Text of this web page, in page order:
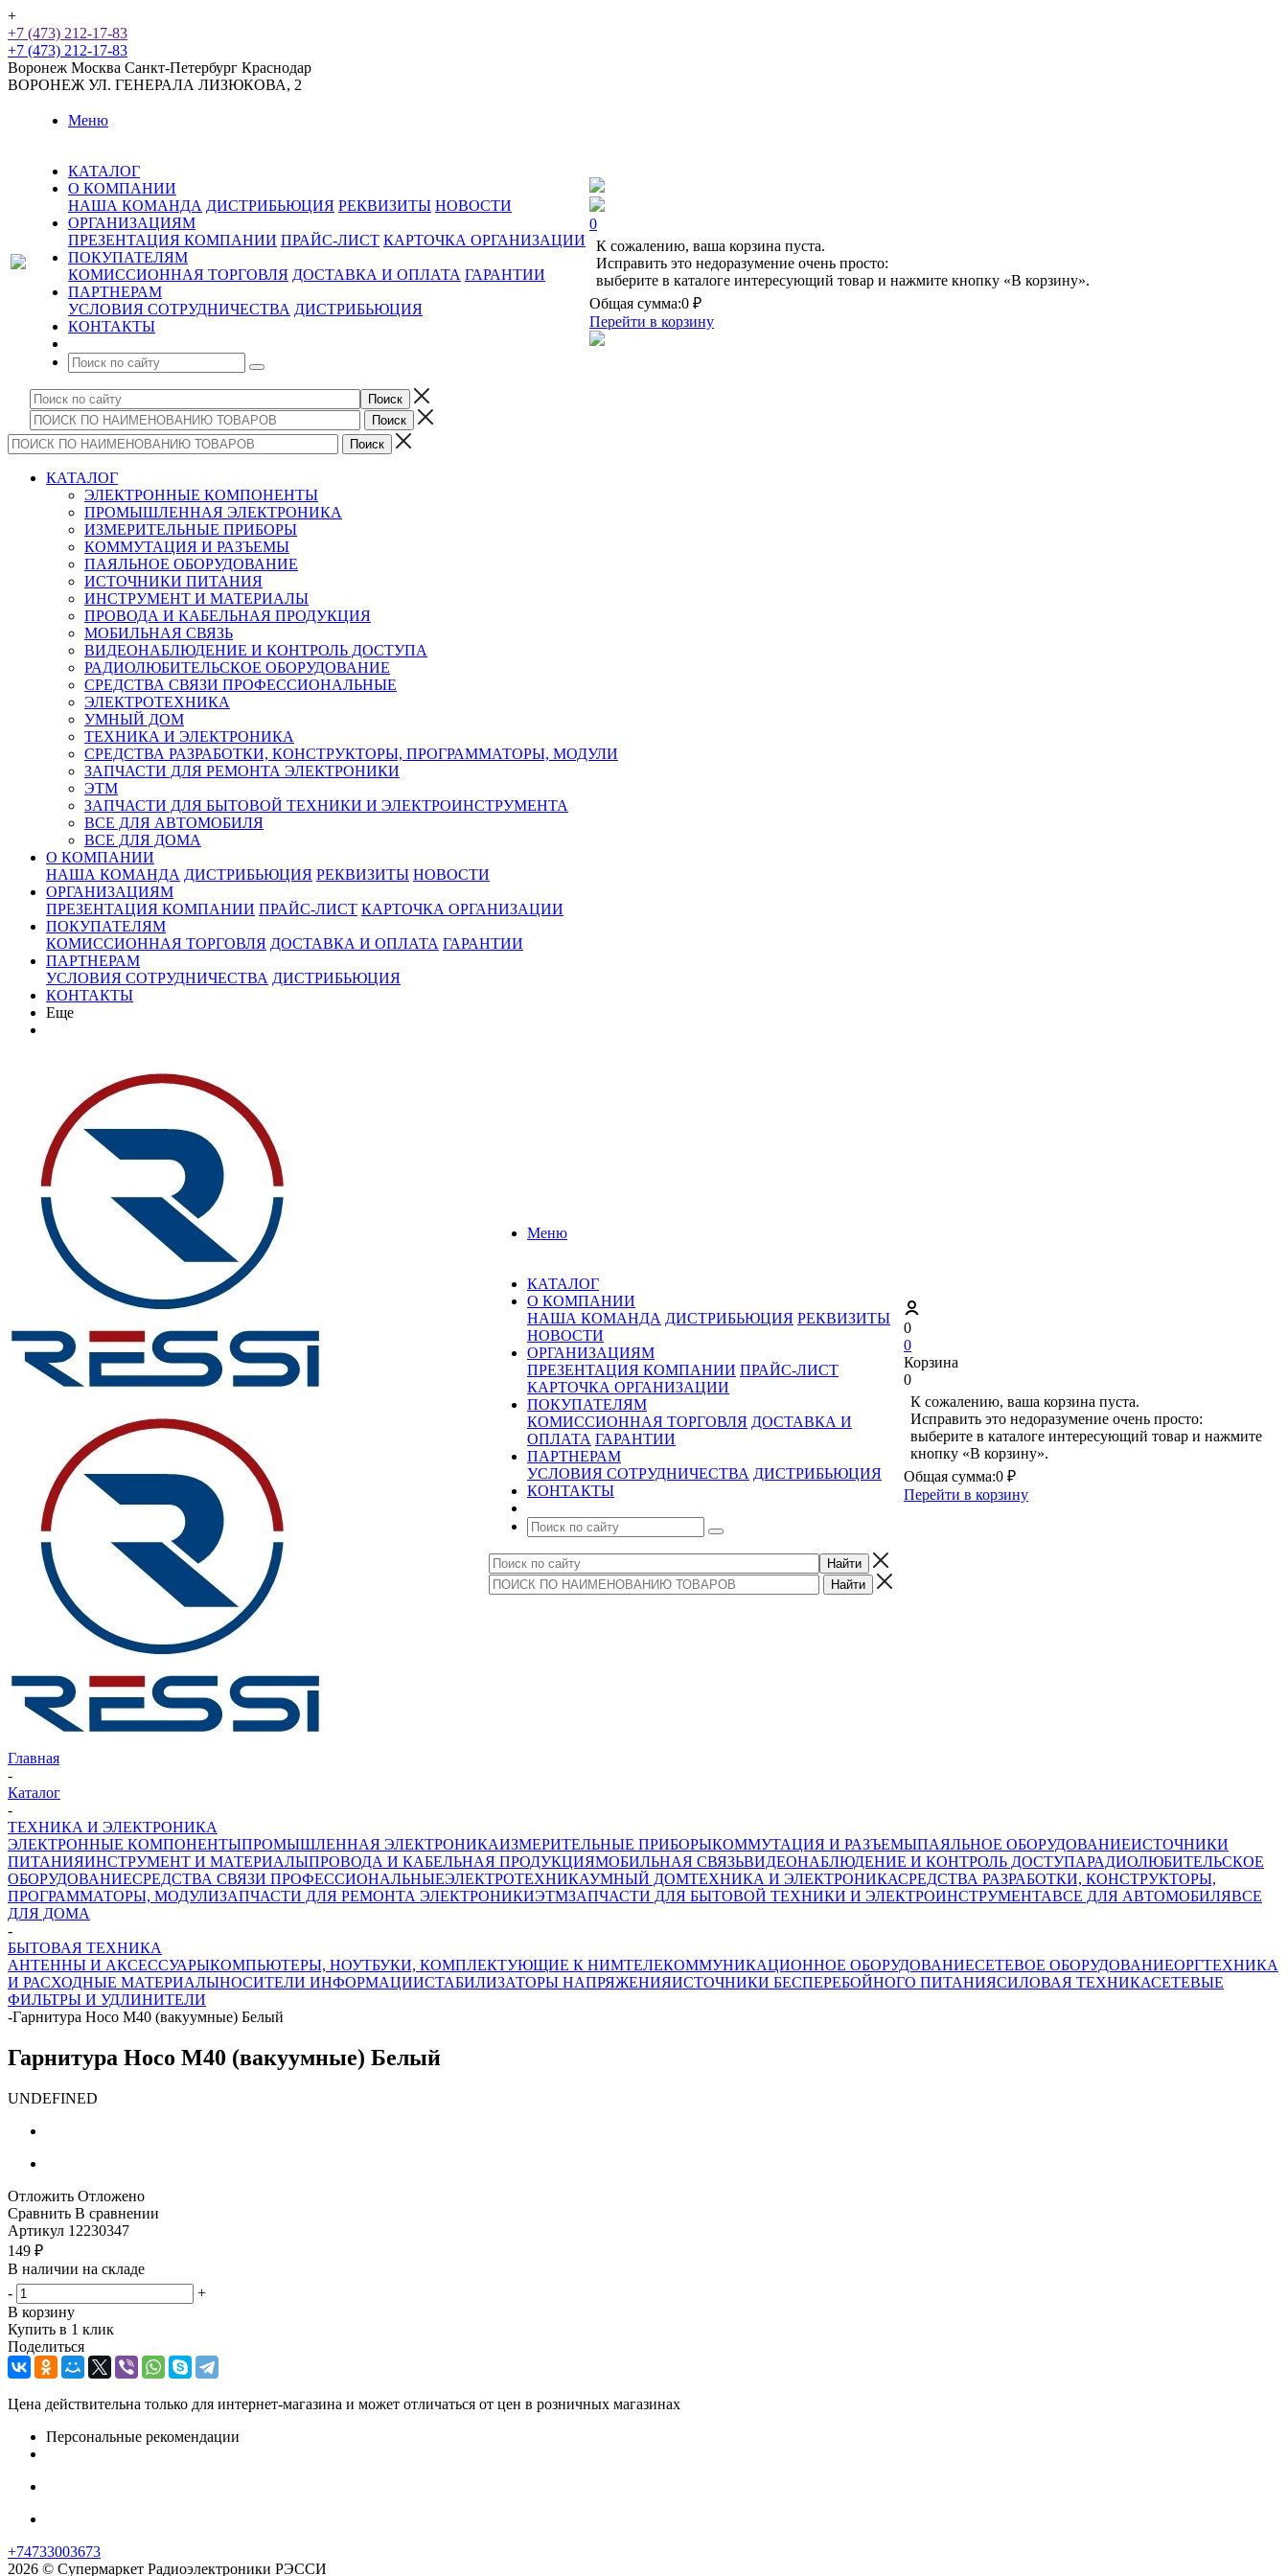
+
+7 (473) 212-17-83
+7 (473) 212-17-83
Воронеж Москва Санкт-Петербург Краснодар
ВОРОНЕЖ УЛ. ГЕНЕРАЛА ЛИЗЮКОВА, 2
Меню
КАТАЛОГ
О КОМПАНИИ
НАША КОМАНДА ДИСТРИБЬЮЦИЯ РЕКВИЗИТЫ НОВОСТИ
ОРГАНИЗАЦИЯМ
ПРЕЗЕНТАЦИЯ КОМПАНИИ ПРАЙС-ЛИСТ КАРТОЧКА ОРГАНИЗАЦИИ
ПОКУПАТЕЛЯМ
КОМИССИОННАЯ ТОРГОВЛЯ ДОСТАВКА И ОПЛАТА ГАРАНТИИ
ПАРТНЕРАМ
УСЛОВИЯ СОТРУДНИЧЕСТВА ДИСТРИБЬЮЦИЯ
КОНТАКТЫ
0
К сожалению, ваша корзина пуста.
Исправить это недоразумение очень просто:
выберите в каталоге интересующий товар и нажмите кнопку «В корзину».
Общая сумма:0 ₽
Перейти в корзину
КАТАЛОГ
ЭЛЕКТРОННЫЕ КОМПОНЕНТЫ
ПРОМЫШЛЕННАЯ ЭЛЕКТРОНИКА
ИЗМЕРИТЕЛЬНЫЕ ПРИБОРЫ
КОММУТАЦИЯ И РАЗЪЕМЫ
ПАЯЛЬНОЕ ОБОРУДОВАНИЕ
ИСТОЧНИКИ ПИТАНИЯ
ИНСТРУМЕНТ И МАТЕРИАЛЫ
ПРОВОДА И КАБЕЛЬНАЯ ПРОДУКЦИЯ
МОБИЛЬНАЯ СВЯЗЬ
ВИДЕОНАБЛЮДЕНИЕ И КОНТРОЛЬ ДОСТУПА
РАДИОЛЮБИТЕЛЬСКОЕ ОБОРУДОВАНИЕ
СРЕДСТВА СВЯЗИ ПРОФЕССИОНАЛЬНЫЕ
ЭЛЕКТРОТЕХНИКА
УМНЫЙ ДОМ
ТЕХНИКА И ЭЛЕКТРОНИКА
СРЕДСТВА РАЗРАБОТКИ, КОНСТРУКТОРЫ, ПРОГРАММАТОРЫ, МОДУЛИ
ЗАПЧАСТИ ДЛЯ РЕМОНТА ЭЛЕКТРОНИКИ
ЭТМ
ЗАПЧАСТИ ДЛЯ БЫТОВОЙ ТЕХНИКИ И ЭЛЕКТРОИНСТРУМЕНТА
ВСЕ ДЛЯ АВТОМОБИЛЯ
ВСЕ ДЛЯ ДОМА
О КОМПАНИИ
НАША КОМАНДА ДИСТРИБЬЮЦИЯ РЕКВИЗИТЫ НОВОСТИ
ОРГАНИЗАЦИЯМ
ПРЕЗЕНТАЦИЯ КОМПАНИИ ПРАЙС-ЛИСТ КАРТОЧКА ОРГАНИЗАЦИИ
ПОКУПАТЕЛЯМ
КОМИССИОННАЯ ТОРГОВЛЯ ДОСТАВКА И ОПЛАТА ГАРАНТИИ
ПАРТНЕРАМ
УСЛОВИЯ СОТРУДНИЧЕСТВА ДИСТРИБЬЮЦИЯ
КОНТАКТЫ
Еще
Меню
КАТАЛОГ
О КОМПАНИИ
НАША КОМАНДА ДИСТРИБЬЮЦИЯ РЕКВИЗИТЫ
НОВОСТИ
ОРГАНИЗАЦИЯМ
ПРЕЗЕНТАЦИЯ КОМПАНИИ ПРАЙС-ЛИСТ
КАРТОЧКА ОРГАНИЗАЦИИ
ПОКУПАТЕЛЯМ
КОМИССИОННАЯ ТОРГОВЛЯ ДОСТАВКА И
ОПЛАТА ГАРАНТИИ
ПАРТНЕРАМ
УСЛОВИЯ СОТРУДНИЧЕСТВА ДИСТРИБЬЮЦИЯ
КОНТАКТЫ
0
0
Корзина
0
К сожалению, ваша корзина пуста.
Исправить это недоразумение очень просто:
выберите в каталоге интересующий товар и нажмите
кнопку «В корзину».
Общая сумма:0 ₽
Перейти в корзину
Главная
-
Каталог
-
ТЕХНИКА И ЭЛЕКТРОНИКА
ЭЛЕКТРОННЫЕ КОМПОНЕНТЫПРОМЫШЛЕННАЯ ЭЛЕКТРОНИКАИЗМЕРИТЕЛЬНЫЕ ПРИБОРЫКОММУТАЦИЯ И РАЗЪЕМЫПАЯЛЬНОЕ ОБОРУДОВАНИЕИСТОЧНИКИ
ПИТАНИЯИНСТРУМЕНТ И МАТЕРИАЛЫПРОВОДА И КАБЕЛЬНАЯ ПРОДУКЦИЯМОБИЛЬНАЯ СВЯЗЬВИДЕОНАБЛЮДЕНИЕ И КОНТРОЛЬ ДОСТУПАРАДИОЛЮБИТЕЛЬСКОЕ
ОБОРУДОВАНИЕСРЕДСТВА СВЯЗИ ПРОФЕССИОНАЛЬНЫЕЭЛЕКТРОТЕХНИКАУМНЫЙ ДОМТЕХНИКА И ЭЛЕКТРОНИКАСРЕДСТВА РАЗРАБОТКИ, КОНСТРУКТОРЫ,
ПРОГРАММАТОРЫ, МОДУЛИЗАПЧАСТИ ДЛЯ РЕМОНТА ЭЛЕКТРОНИКИЭТМЗАПЧАСТИ ДЛЯ БЫТОВОЙ ТЕХНИКИ И ЭЛЕКТРОИНСТРУМЕНТАВСЕ ДЛЯ АВТОМОБИЛЯВСЕ
ДЛЯ ДОМА
-
БЫТОВАЯ ТЕХНИКА
АНТЕННЫ И АКСЕССУАРЫКОМПЬЮТЕРЫ, НОУТБУКИ, КОМПЛЕКТУЮЩИЕ К НИМТЕЛЕКОММУНИКАЦИОННОЕ ОБОРУДОВАНИЕСЕТЕВОЕ ОБОРУДОВАНИЕОРГТЕХНИКА
И РАСХОДНЫЕ МАТЕРИАЛЫНОСИТЕЛИ ИНФОРМАЦИИСТАБИЛИЗАТОРЫ НАПРЯЖЕНИЯИСТОЧНИКИ БЕСПЕРЕБОЙНОГО ПИТАНИЯСИЛОВАЯ ТЕХНИКАСЕТЕВЫЕ
ФИЛЬТРЫ И УДЛИНИТЕЛИ
-Гарнитура Hoco M40 (вакуумные) Белый
Гарнитура Hoco M40 (вакуумные) Белый
UNDEFINED
Отложить Отложено
Сравнить В сравнении
Артикул 12230347
149 ₽
В наличии на складе
-
+
В корзину
Купить в 1 клик
Поделиться
Цена действительна только для интернет-магазина и может отличаться от цен в розничных магазинах
Персональные рекомендации
+74733003673
2026 © Супермаркет Радиоэлектроники РЭССИ